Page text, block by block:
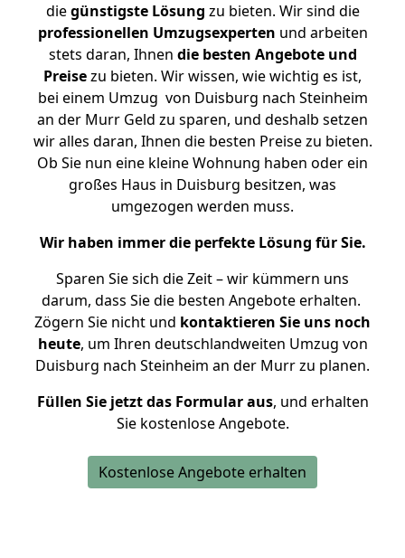
diegünstigste Lösung zu bieten. Wir sind die
professionellen Umzugsexperten und arbeiten
stets daran, Ihnen die besten Angebote und
Preisezu bieten. Wir wissen, wie wichtig es ist,
bei einem Umzug von Duisburg nach Steinheim
an der Murr Geld zu sparen, und deshalb setzen
wir alles daran, Ihnen die besten Preise zu bieten.
Ob Sie nun eine kleine Wohnung haben oder ein
großes Haus in Duisburg besitzen, was
umgezogen werden muss.
Wir haben immer die perfekte Lösung für Sie.
Sparen Sie sich die Zeit – wir kümmern uns
darum, dass Sie die besten Angebote erhalten.
Zögern Sie nicht und kontaktieren Sie uns noch
heute, um Ihren deutschlandweiten Umzug von
Duisburg nach Steinheim an der Murr zu planen.
Füllen Sie jetzt das Formular aus, und erhalten
Sie kostenlose Angebote.
Kostenlose Angebote erhalten